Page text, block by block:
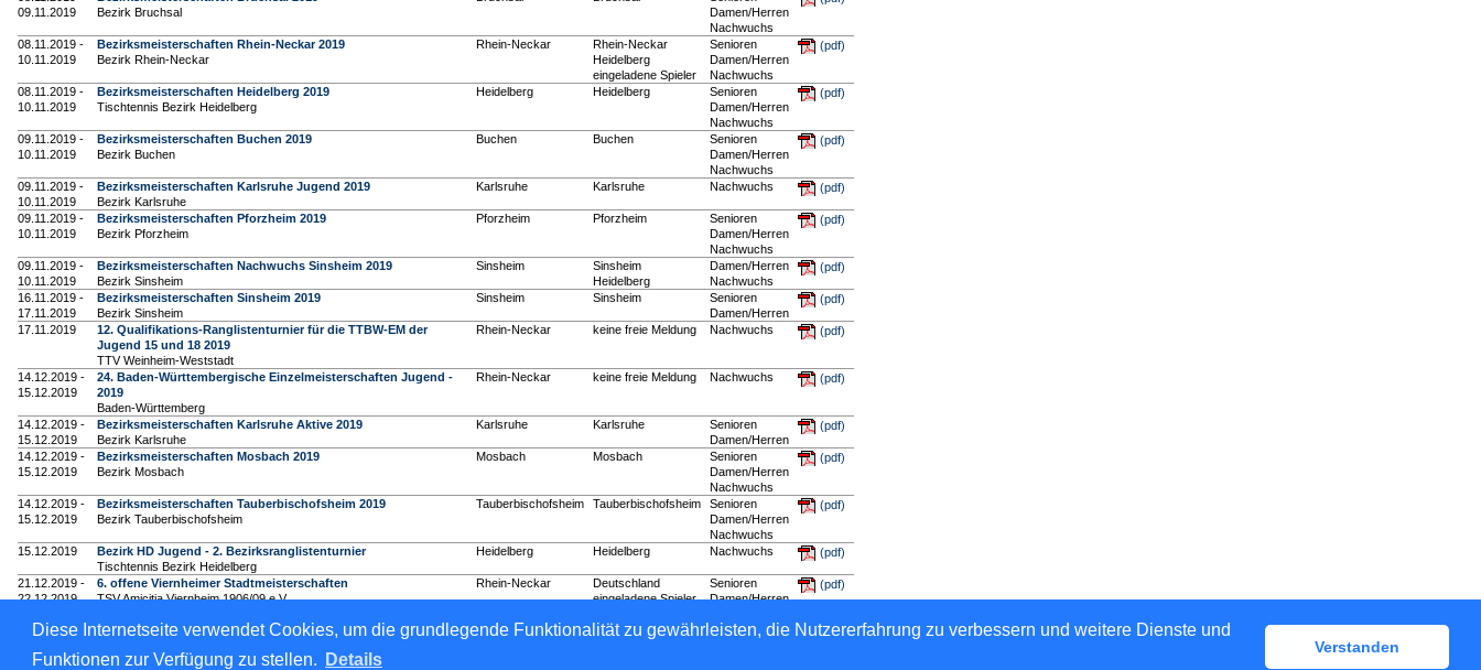
Diese Internetseite verwendet Cookies, um die grundlegende Funktionalität zu gewährleisten, die Nutzererfahrung zu verbessern und weitere Dienste und
Funktionen zur Verfügung zu stellen.
Details
Verstanden
09.11.2019
Bezirk Bruchsal
Damen/Herren
Nachwuchs
08.11.2019 -
10.11.2019
Bezirksmeisterschaften Rhein-Neckar 2019
Bezirk Rhein-Neckar
Rhein-Neckar
Rhein-Neckar
Heidelberg
eingeladene Spieler
Senioren
Damen/Herren
Nachwuchs
(pdf)
08.11.2019 -
10.11.2019
Bezirksmeisterschaften Heidelberg 2019
Tischtennis Bezirk Heidelberg
Heidelberg Heidelberg
Senioren
Damen/Herren
Nachwuchs
(pdf)
09.11.2019 -
10.11.2019
Bezirksmeisterschaften Buchen 2019
Bezirk Buchen
Buchen Buchen
Senioren
Damen/Herren
Nachwuchs
(pdf)
09.11.2019 -
10.11.2019
Bezirksmeisterschaften Karlsruhe Jugend 2019
Bezirk Karlsruhe
Karlsruhe Karlsruhe Nachwuchs (pdf)
09.11.2019 -
10.11.2019
Bezirksmeisterschaften Pforzheim 2019
Bezirk Pforzheim
Pforzheim Pforzheim
Senioren
Damen/Herren
Nachwuchs
(pdf)
09.11.2019 -
10.11.2019
Bezirksmeisterschaften Nachwuchs Sinsheim 2019
Bezirk Sinsheim
Sinsheim
Sinsheim
Heidelberg
Damen/Herren
Nachwuchs
(pdf)
16.11.2019 -
17.11.2019
Bezirksmeisterschaften Sinsheim 2019
Bezirk Sinsheim
Sinsheim Sinsheim
Senioren
Damen/Herren
(pdf)
17.11.2019
12. Qualifikations-Ranglistenturnier für die TTBW-EM der
Jugend 15 und 18 2019
TTV Weinheim-Weststadt
Rhein-Neckar keine freie Meldung Nachwuchs (pdf)
14.12.2019 -
15.12.2019
24. Baden-Württembergische Einzelmeisterschaften Jugend -
2019
Baden-Württemberg
Rhein-Neckar keine freie Meldung Nachwuchs (pdf)
14.12.2019 -
15.12.2019
Bezirksmeisterschaften Karlsruhe Aktive 2019
Bezirk Karlsruhe
Karlsruhe Karlsruhe
Senioren
Damen/Herren
(pdf)
14.12.2019 -
15.12.2019
Bezirksmeisterschaften Mosbach 2019
Bezirk Mosbach
Mosbach Mosbach
Senioren
Damen/Herren
Nachwuchs
(pdf)
14.12.2019 -
15.12.2019
Bezirksmeisterschaften Tauberbischofsheim 2019
Bezirk Tauberbischofsheim
Tauberbischofsheim Tauberbischofsheim
Senioren
Damen/Herren
Nachwuchs
(pdf)
15.12.2019
Bezirk HD Jugend - 2. Bezirksranglistenturnier
Tischtennis Bezirk Heidelberg
Heidelberg Heidelberg Nachwuchs (pdf)
21.12.2019 -
22.12.2019
6. offene Viernheimer Stadtmeisterschaften
TSV Amicitia Viernheim 1906/09 e.V.
Rhein-Neckar
Deutschland
eingeladene Spieler
Senioren
Damen/Herren
(pdf)
Für den Inhalt verantwortlich: Badischer Tischtennis-Verband e.V.